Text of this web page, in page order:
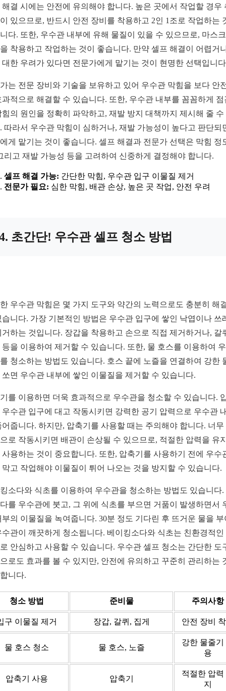
해결 시에는 안전에 유의해야 합니다. 높은 곳에서 작업할 경우
있으므로, 반드시 안전 장비를 착용하고 2인 1조로 작업하는
다. 또한, 우수관 내부에 유해 물질이 있을 수 있으므로, 마스
착용하고 작업하는 것이 좋습니다. 만약 셀프 해결이 어렵거
대한 우려가 있다면 전문가에게 맡기는 것이 현명한 선택입니
는 전문 장비와 기술을 보유하고 있어 우수관 막힘을 보다 안
과적으로 해결할 수 있습니다. 또한, 우수관 내부를 꼼꼼하게 점
힘의 원인을 정확히 파악하고, 재발 방지 대책까지 제시해 줄 수
따라서 우수관 막힘이 심하거나, 재발 가능성이 높다고 판단되
게 맡기는 것이 좋습니다. 셀프 해결과 전문가 선택은 막힘 정
리고 재발 가능성 등을 고려하여 신중하게 결정해야 합니다.
셀프 해결 가능: 간단한 막힘, 우수관 입구 이물질 제거
전문가 필요: 심한 막힘, 배관 손상, 높은 곳 작업, 안전 우려
초간단! 우수관 셀프 청소 방법
우수관 막힘은 몇 가지 도구와 약간의 노력으로도 충분히 해
습니다. 가장 기본적인 방법은 우수관 입구에 쌓인 낙엽이나 쓰
거하는 것입니다. 장갑을 착용하고 손으로 직접 제거하거나, 갈
등을 이용하여 제거할 수 있습니다. 또한, 물 호스를 이용하여
청소하는 방법도 있습니다. 호스 끝에 노즐을 연결하여 강한
쏘면 우수관 내부에 쌓인 이물질을 제거할 수 있습니다.
를 이용하면 더욱 효과적으로 우수관을 청소할 수 있습니다.
우수관 입구에 대고 작동시키면 강력한 공기 압력으로 우수관
어줍니다. 하지만, 압축기를 사용할 때는 주의해야 합니다. 너무
로 작동시키면 배관이 손상될 수 있으므로, 적절한 압력을 유
사용하는 것이 중요합니다. 또한, 압축기를 사용하기 전에 우수
막고 작업해야 이물질이 튀어 나오는 것을 방지할 수 있습니다.
소다와 식초를 이용하여 우수관을 청소하는 방법도 있습니다.
를 우수관에 붓고, 그 위에 식초를 부으면 거품이 발생하면서
부의 이물질을 녹여줍니다. 30분 정도 기다린 후 뜨거운 물을 부
수관이 깨끗하게 청소됩니다. 베이킹소다와 식초는 친환경적인
안심하고 사용할 수 있습니다. 우수관 셀프 청소는 간단한 도
로도 효과를 볼 수 있지만, 안전에 유의하고 꾸준히 관리하는
니다.
청소 방법 준비물 주의사항
구 이물질 제거 장갑, 갈퀴, 집게 안전 장비
물 호스 청소 물 호스, 노즐
강한 물줄기
용
압축기 사용 압축기
적절한 압력
지